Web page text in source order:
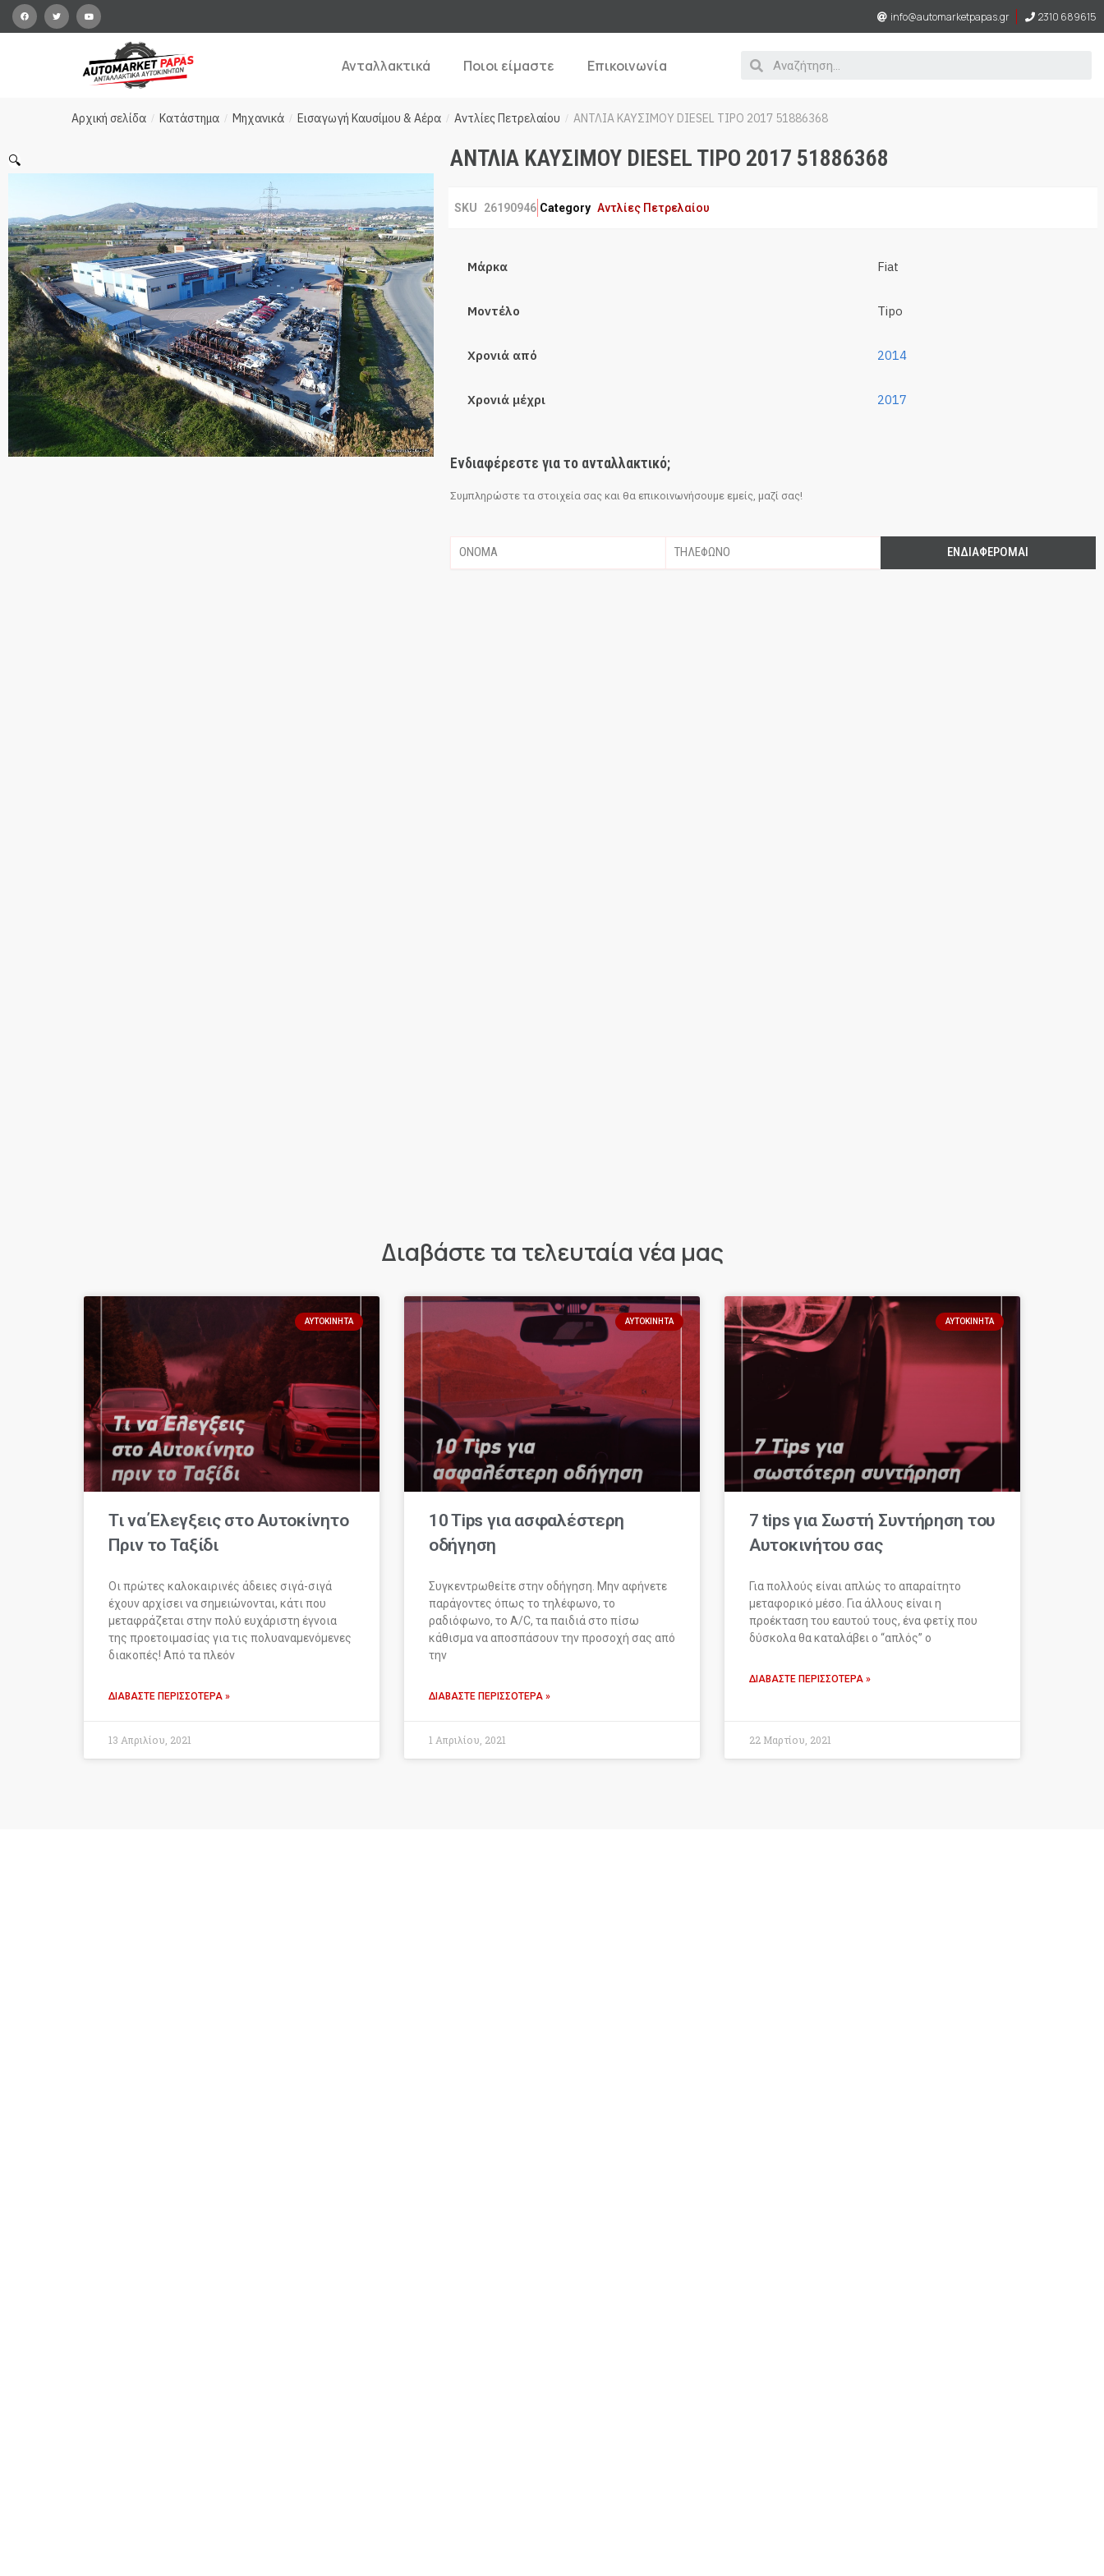
info@automarketpapas.gr 2310 689615
Ανταλλακτικά Ποιοι είμαστε Επικοινωνία
Αρχική σελίδα / Κατάστημα / Μηχανικά / Εισαγωγή Καυσίμου & Αέρα / Αντλίες Πετρελαίου / ΑΝΤΛΙΑ ΚΑΥΣΙΜΟΥ DIESEL TIPO 2017 51886368
🔍 ΑΝΤΛΙΑ ΚΑΥΣΙΜΟΥ DIESEL TIPO 2017 51886368
SKU 26190946 Category Αντλίες Πετρελαίου
Μάρκα Fiat
Μοντέλο Tipo
Χρονιά από 2014
Χρονιά μέχρι 2017
Ενδιαφέρεστε για το ανταλλακτικό;
Συμπληρώστε τα στοιχεία σας και θα επικοινωνήσουμε εμείς, μαζί σας!
ΕΝΔΙΑΦΈΡΟΜΑΙ
Διαβάστε τα τελευταία νέα μας
ΑΥΤΟΚΊΝΗΤΑ
Τι να Έλεγξεις στο Αυτοκίνητο
Πριν το Ταξίδι
Οι πρώτες καλοκαιρινές άδειες σιγά-σιγά
έχουν αρχίσει να σημειώνονται, κάτι που
μεταφράζεται στην πολύ ευχάριστη έγνοια
της προετοιμασίας για τις πολυαναμενόμενες
διακοπές! Από τα πλεόν
ΔΙΑΒΆΣΤΕ ΠΕΡΙΣΣΌΤΕΡΑ »
13 Απριλίου, 2021
ΑΥΤΟΚΊΝΗΤΑ
10 Tips για ασφαλέστερη
οδήγηση
Συγκεντρωθείτε στην οδήγηση. Μην αφήνετε
παράγοντες όπως το τηλέφωνο, το
ραδιόφωνο, το A/C, τα παιδιά στο πίσω
κάθισμα να αποσπάσουν την προσοχή σας από
την
ΔΙΑΒΆΣΤΕ ΠΕΡΙΣΣΌΤΕΡΑ »
1 Απριλίου, 2021
ΑΥΤΟΚΊΝΗΤΑ
7 tips για Σωστή Συντήρηση του
Αυτοκινήτου σας
Για πολλούς είναι απλώς το απαραίτητο
μεταφορικό μέσο. Για άλλους είναι η
προέκταση του εαυτού τους, ένα φετίχ που
δύσκολα θα καταλάβει ο “απλός” ο
ΔΙΑΒΆΣΤΕ ΠΕΡΙΣΣΌΤΕΡΑ »
22 Μαρτίου, 2021